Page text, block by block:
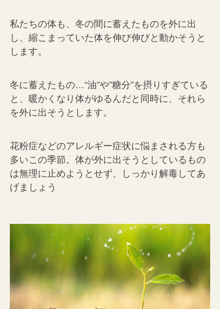
私たちの体も、冬の間に蓄えたものを外に出
し、縮こまっていた体を伸び伸びと動かそうと
します。
冬に蓄えたもの…“油”や”糖分”を摂りすぎている
と、暖かくなり体がゆるんだと同時に、それら
を外に出そうとします。
花粉症などのアレルギー症状に悩まされる方も
多いこの季節。 体が外に出そうとしているもの
は無理に止めようとせず、しっかり解毒してあ
げましょう